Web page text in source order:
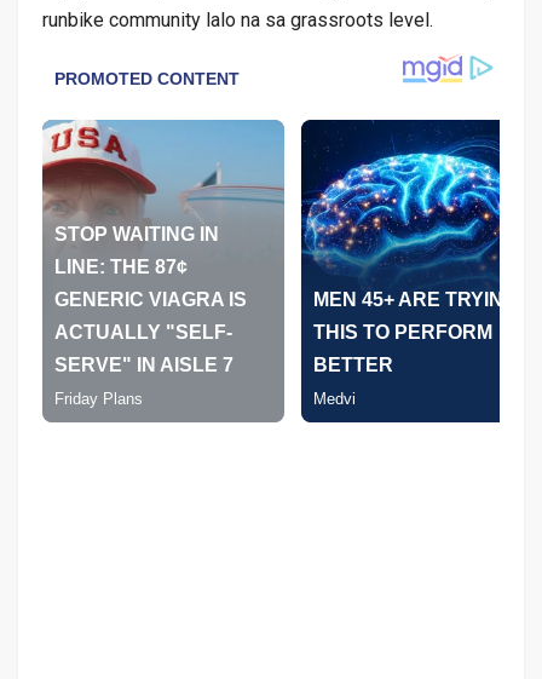
runbike community lalo na sa grassroots level.